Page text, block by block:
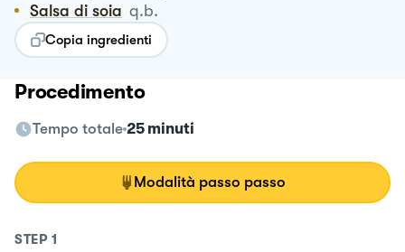
Salsa di soia q.b.
Copia ingredienti
Procedimento
Tempo totale 25 minuti
Modalità passo passo
STEP 1